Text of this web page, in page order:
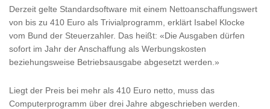
Derzeit gelte Standardsoftware mit einem Nettoanschaffungswert
von bis zu 410 Euro als Trivialprogramm, erklärt Isabel Klocke
vom Bund der Steuerzahler. Das heißt: «Die Ausgaben dürfen
sofort im Jahr der Anschaffung als Werbungskosten
beziehungsweise Betriebsausgabe abgesetzt werden.»
Liegt der Preis bei mehr als 410 Euro netto, muss das
Computerprogramm über drei Jahre abgeschrieben werden.